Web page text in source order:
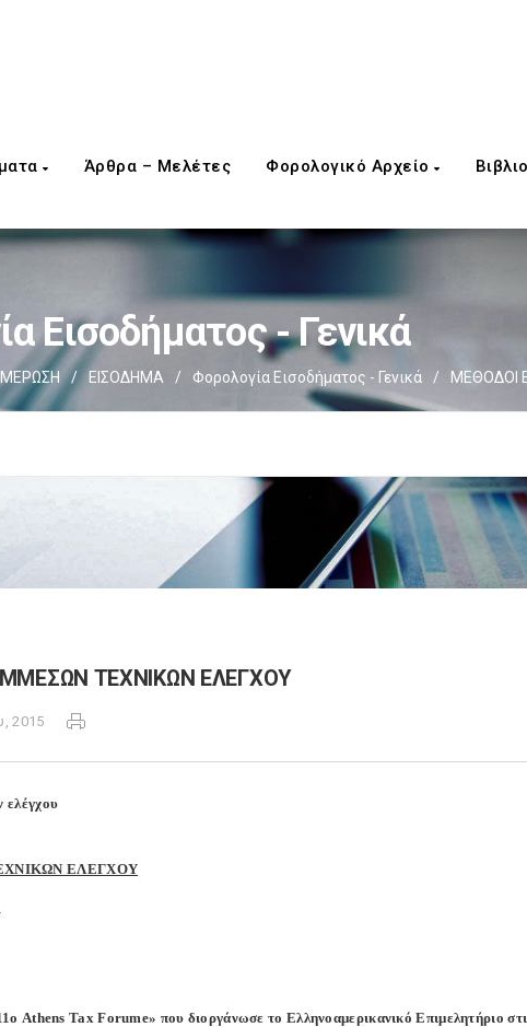
Άρθρα – Μελέτες Φορολογικό Αρχείο
Εισοδήματος - Γενικά
/ ΕΙΣΟΔΗΜΑ / Φορολογία Εισοδήματος - Γενικά / ΜΕΘΟΔΟΙ
ΤΕΧΝΙΚΩΝ ΕΛΕΓΧΟΥ
2015
ελέγχου
ΕΛΕΓΧΟΥ
Athens Tax Forume» που διοργάνωσε το Ελληνοαμερικανικό Επιμελητήριο